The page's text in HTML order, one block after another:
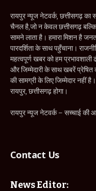
रायपुर न्यूज नेटवर्क, छत्तीसगढ़
चैनल है,जो न केवल छत्तीसगढ़
सामने लाता है। हमारा मिशन है
पारदर्शिता के साथ पहुँचाना।
महत्वपूर्ण खबर को हम
और जिम्मेदारी के साथ खबरें
की सामग्री के लिए जिम्मेदार नहीं
रायपुर, छत्तीसगढ़ होगा।
रायपुर न्यूज नेटवर्क – सच्चाई की
Contact Us
News Editor: